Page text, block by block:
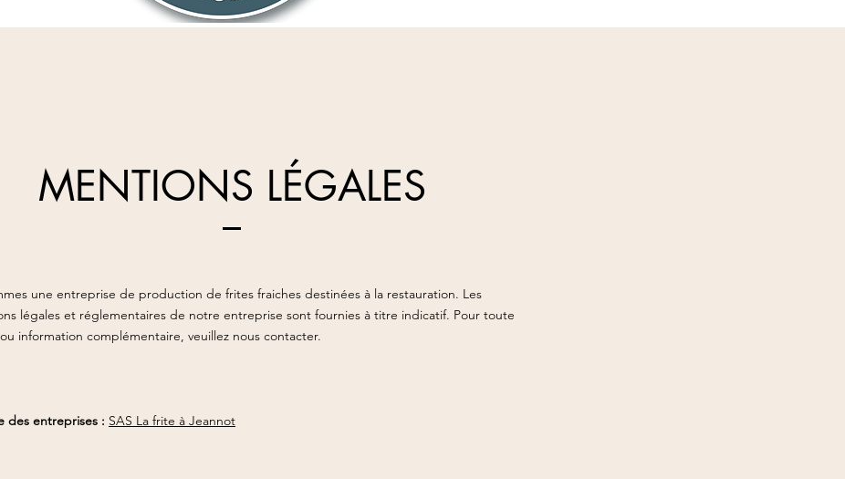
MENTIONS LÉGALES
une entreprise de production de frites fraiches destinées à la restauration. Les
légales et réglementaires de notre entreprise sont fournies à titre indicatif. Pour toute
information complémentaire, veuillez nous contacter.
des entreprises : SAS La frite à Jeannot